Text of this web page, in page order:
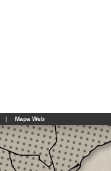
| Mapa Web